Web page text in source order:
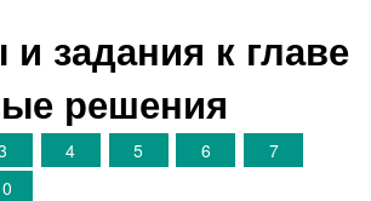
задания к главе
решения
4 5 6
7